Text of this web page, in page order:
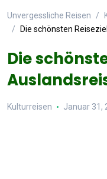
Unvergessliche Reisen
Die schönsten
Die
Kulturreisen Januar 31,